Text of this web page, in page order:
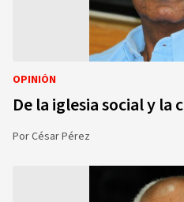
OPINIÓN
De la iglesia social y la
PorCésar Pérez